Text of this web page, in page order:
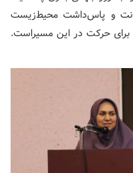
و پاس‌داشت محیط‌زیست
برای حرکت در این مسیراست.